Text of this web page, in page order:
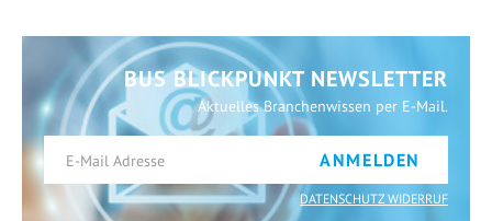
BUS BLICKPUNKT NEWSLETTER
Aktuelles Branchenwissen per E-Mail.
ANMELDEN
DATENSCHUTZ WIDERRUF